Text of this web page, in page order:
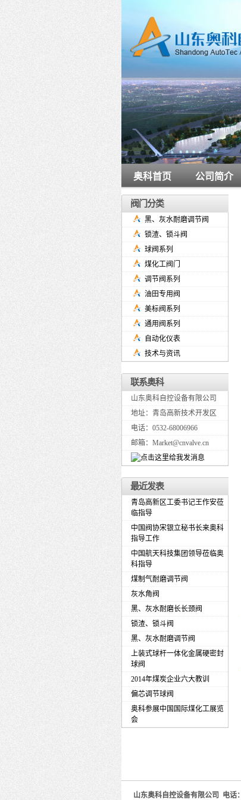
奥科首页 公司简介
阀门分类
黑、灰水耐磨调节阀
锁渣、锁斗阀
球阀系列
煤化工阀门
调节阀系列
油田专用阀
美标阀系列
通用阀系列
自动化仪表
技术与资讯
联系奥科
山东奥科自控设备有限公司
地址：青岛高新技术开发区
电话：0532-68006966
邮箱：Market@cnvalve.cn
最近发表
青岛高新区工委书记王作安莅
临指导
中国阀协宋银立秘书长来奥科
指导工作
中国航天科技集团领导莅临奥
科指导
煤制气耐磨调节阀
灰水角阀
黑、灰水耐磨长长颈阀
锁渣、锁斗阀
黑、灰水耐磨调节阀
上装式球杆一体化金属硬密封
球阀
2014年煤炭企业六大教训
偏芯调节球阀
奥科参展中国国际煤化工展览
会
山东奥科自控设备有限公司 电话